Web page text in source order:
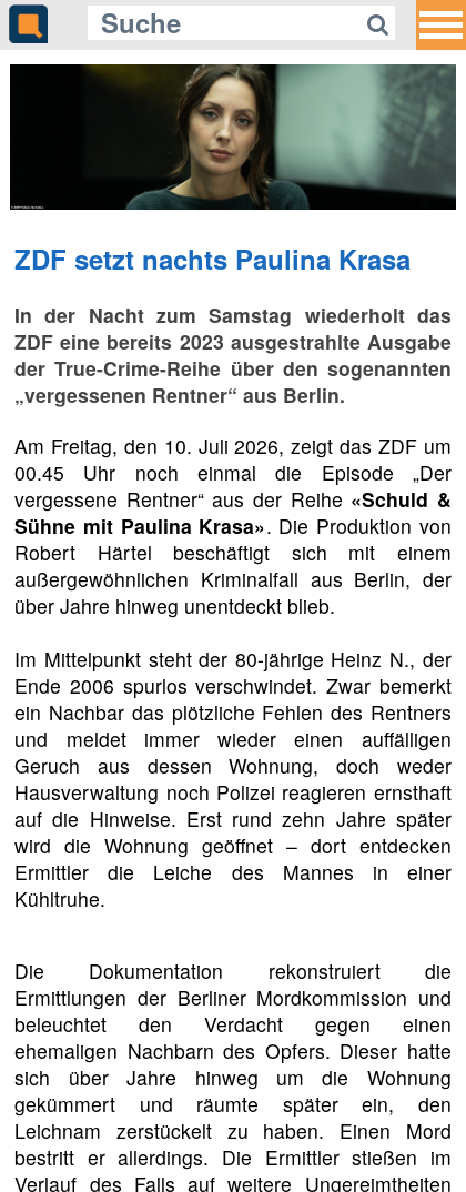
ZDF setzt nachts Paulina Krasa
In der Nacht zum Samstag wiederholt das
ZDF eine bereits 2023 ausgestrahlte Ausgabe
der True-Crime-Reihe über den sogenannten
„vergessenen Rentner“ aus Berlin.
Am Freitag, den 10. Juli 2026, zeigt das ZDF um
00.45 Uhr noch einmal die Episode „Der
vergessene Rentner“ aus der Reihe «Schuld &
Sühne mit Paulina Krasa». Die Produktion von
Robert Härtel beschäftigt sich mit einem
außergewöhnlichen Kriminalfall aus Berlin, der
über Jahre hinweg unentdeckt blieb.
Im Mittelpunkt steht der 80-jährige Heinz N., der
Ende 2006 spurlos verschwindet. Zwar bemerkt
ein Nachbar das plötzliche Fehlen des Rentners
und meldet immer wieder einen auffälligen
Geruch aus dessen Wohnung, doch weder
Hausverwaltung noch Polizei reagieren ernsthaft
auf die Hinweise. Erst rund zehn Jahre später
wird die Wohnung geöffnet – dort entdecken
Ermittler die Leiche des Mannes in einer
Kühltruhe.
Die Dokumentation rekonstruiert die
Ermittlungen der Berliner Mordkommission und
beleuchtet den Verdacht gegen einen
ehemaligen Nachbarn des Opfers. Dieser hatte
sich über Jahre hinweg um die Wohnung
gekümmert und räumte später ein, den
Leichnam zerstückelt zu haben. Einen Mord
bestritt er allerdings. Die Ermittler stießen im
Verlauf des Falls auf weitere Ungereimtheiten